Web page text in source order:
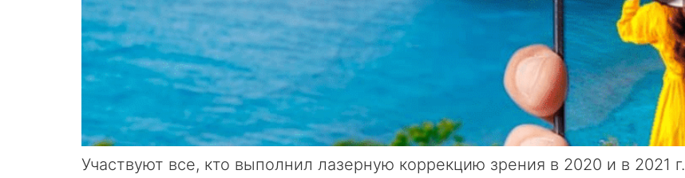
Участвуют все, кто выполнил лазерную коррекцию зрения в 2020 и в 2021 г.